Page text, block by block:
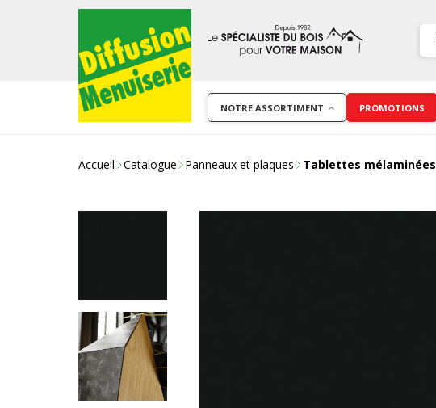
NOTRE ASSORTIMENT PROMOTIONS
Accueil Catalogue Panneaux et plaques Tablettes mélaminées